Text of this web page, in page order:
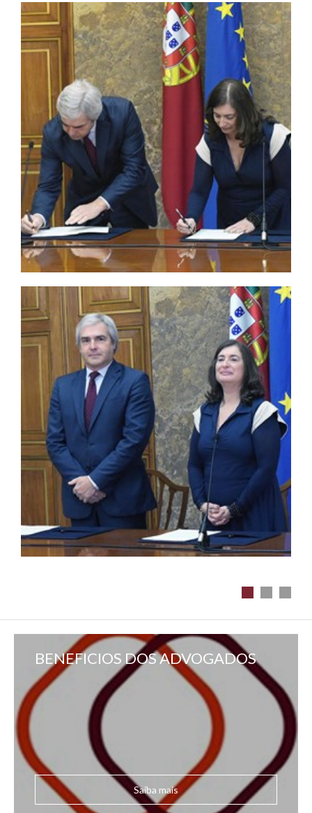
BENEFICIOS DOS ADVOGADOS
Saiba mais